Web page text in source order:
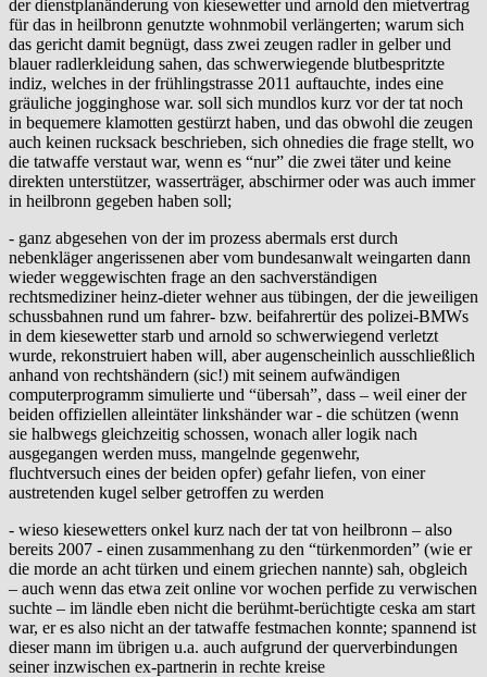
der dienstplanänderung von kiesewetter und arnold den mietvertrag
für das in heilbronn genutzte wohnmobil verlängerten; warum sich
das gericht damit begnügt, dass zwei zeugen radler in gelber und
blauer radlerkleidung sahen, das schwerwiegende blutbespritzte
indiz, welches in der frühlingstrasse 2011 auftauchte, indes eine
gräuliche jogginghose war. soll sich mundlos kurz vor der tat noch
in bequemere klamotten gestürzt haben, und das obwohl die zeugen
auch keinen rucksack beschrieben, sich ohnedies die frage stellt, wo
die tatwaffe verstaut war, wenn es “nur” die zwei täter und keine
direkten unterstützer, wasserträger, abschirmer oder was auch immer
in heilbronn gegeben haben soll;
- ganz abgesehen von der im prozess abermals erst durch
nebenkläger angerissenen aber vom bundesanwalt weingarten dann
wieder weggewischten frage an den sachverständigen
rechtsmediziner heinz-dieter wehner aus tübingen, der die jeweiligen
schussbahnen rund um fahrer- bzw. beifahrertür des polizei-BMWs
in dem kiesewetter starb und arnold so schwerwiegend verletzt
wurde, rekonstruiert haben will, aber augenscheinlich ausschließlich
anhand von rechtshändern (sic!) mit seinem aufwändigen
computerprogramm simulierte und “übersah”, dass – weil einer der
beiden offiziellen alleintäter linkshänder war - die schützen (wenn
sie halbwegs gleichzeitig schossen, wonach aller logik nach
ausgegangen werden muss, mangelnde gegenwehr,
fluchtversuch eines der beiden opfer) gefahr liefen, von einer
austretenden kugel selber getroffen zu werden
- wieso kiesewetters onkel kurz nach der tat von heilbronn – also
bereits 2007 - einen zusammenhang zu den “türkenmorden” (wie er
die morde an acht türken und einem griechen nannte) sah, obgleich
– auch wenn das etwa zeit online vor wochen perfide zu verwischen
suchte – im ländle eben nicht die berühmt-berüchtigte ceska am start
war, er es also nicht an der tatwaffe festmachen konnte; spannend ist
dieser mann im übrigen u.a. auch aufgrund der querverbindungen
seiner inzwischen ex-partnerin in rechte kreise